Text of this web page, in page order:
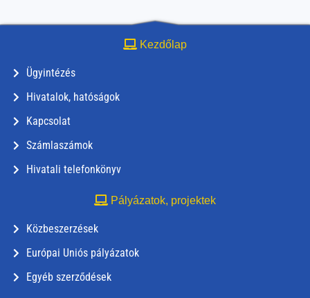
Kezdőlap
Ügyintézés
Hivatalok, hatóságok
Kapcsolat
Számlaszámok
Hivatali telefonkönyv
Pályázatok, projektek
Közbeszerzések
Európai Uniós pályázatok
Egyéb szerződések